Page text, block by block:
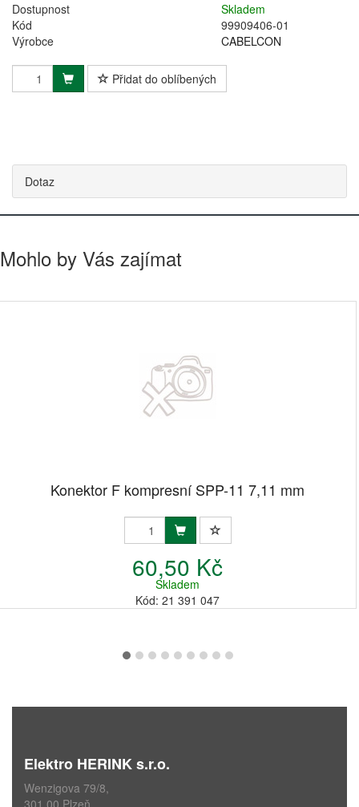
Dostupnost
Skladem
Kód
99909406-01
Výrobce
CABELCON
Přidat do oblíbených
Dotaz
Mohlo by Vás zajímat
Konektor F kompresní SPP-11 7,11 mm
60,50 Kč
Skladem
Kód: 21 391 047
Elektro HERINK s.r.o.
Wenzigova 79/8,
301 00 Plzeň